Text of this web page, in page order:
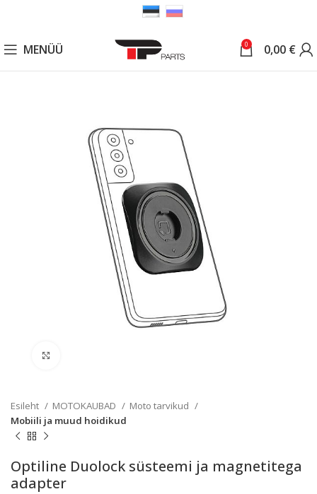
MENÜÜ 0 0,00 €
Esileht MOTOKAUBAD
Moto tarvikud
Mobiili ja muud hoidikud
Optiline Duolock süsteemi ja magnetitega
adapter